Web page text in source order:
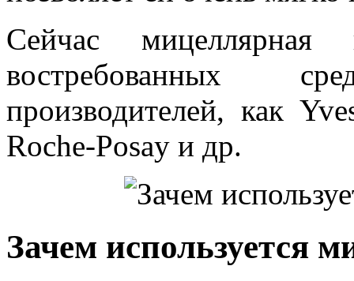
Сейчас
востребованных
производителей, как
Roche-Posay и др.
Зачем используется